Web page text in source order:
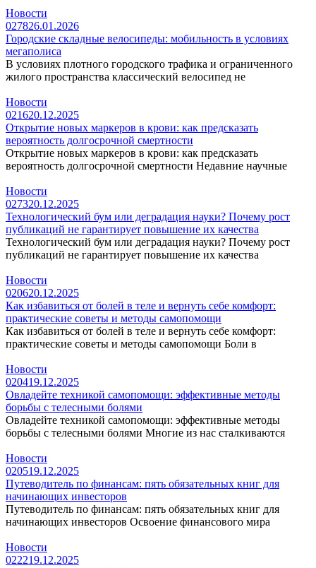
Новости
027826.01.2026
Городские складные велосипеды: мобильность в условиях
мегаполиса
В условиях плотного городского трафика и ограниченного
жилого пространства классический велосипед не
Новости
021620.12.2025
Открытие новых маркеров в крови: как предсказать
вероятность долгосрочной смертности
Открытие новых маркеров в крови: как предсказать
вероятность долгосрочной смертности Недавние научные
Новости
027320.12.2025
Технологический бум или деградация науки? Почему рост
публикаций не гарантирует повышение их качества
Технологический бум или деградация науки? Почему рост
публикаций не гарантирует повышение их качества
Новости
020620.12.2025
Как избавиться от болей в теле и вернуть себе комфорт:
практические советы и методы самопомощи
Как избавиться от болей в теле и вернуть себе комфорт:
практические советы и методы самопомощи Боли в
Новости
020419.12.2025
Овладейте техникой самопомощи: эффективные методы
борьбы с телесными болями
Овладейте техникой самопомощи: эффективные методы
борьбы с телесными болями Многие из нас сталкиваются
Новости
020519.12.2025
Путеводитель по финансам: пять обязательных книг для
начинающих инвесторов
Путеводитель по финансам: пять обязательных книг для
начинающих инвесторов Освоение финансового мира
Новости
022219.12.2025